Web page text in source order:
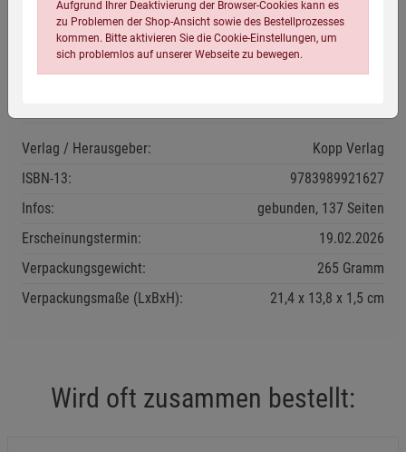
Herstellerinformationen
Verlag / Herausgeber:
Kopp Verlag
ISBN-13:
9783989921627
Infos:
gebunden, 137 Seiten
Erscheinungstermin:
19.02.2026
Verpackungsgewicht:
265 Gramm
Verpackungsmaße (LxBxH):
21,4 13,8 1,5 cm
Wird oft zusammen bestellt:
Aufgrund Ihrer Deaktivierung der Browser-Cookies kann es
zu Problemen der Shop-Ansicht sowie des Bestellprozesses
kommen. Bitte aktivieren Sie die Cookie-Einstellungen, um
sich problemlos auf unserer Webseite zu bewegen.
Einstellungen speichern für die GruppeEinstellungen speichern für die Gruppe
Zurück Einstellungen speichern für die Gruppe
Einwilligung nicht erteilen